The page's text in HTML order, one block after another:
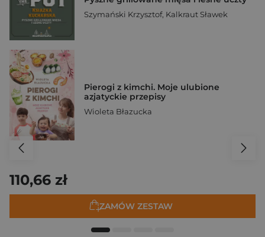
Szymański Krzysztof, Kalkraut Sławek
Pierogi z kimchi. Moje ulubione
azjatyckie przepisy
Wioleta Błazucka
110,66 zł
ZAMÓW ZESTAW